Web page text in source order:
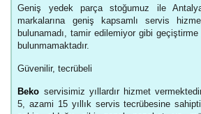
Geniş yedek parça stoğumuz ile
markalarına geniş kapsamlı servis
bulunamadı, tamir edilemiyor gibi
bulunmamaktadır.
Güvenilir, tecrübeli
Beko servisimiz yıllardır hizmet
5, azami 15 yıllık servis tecrübesine